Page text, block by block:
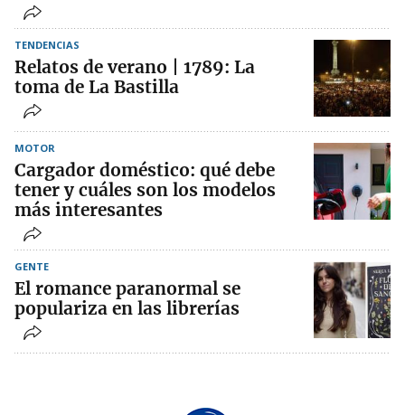
TENDENCIAS
Relatos de verano | 1789: La
toma de La Bastilla
MOTOR
Cargador doméstico: qué debe
tener y cuáles son los modelos
más interesantes
GENTE
El romance paranormal se
populariza en las librerías